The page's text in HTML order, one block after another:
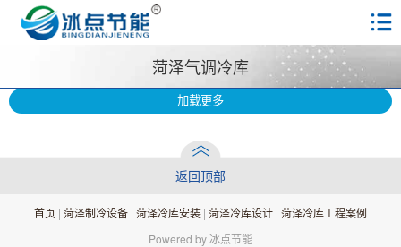
菏泽气调冷库
加载更多
返回顶部
首页 | 菏泽制冷设备 | 菏泽冷库安装 | 菏泽冷库设计 | 菏泽冷库工程案例
Powered by 冰点节能